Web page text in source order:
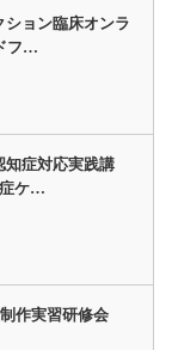
ション臨床オンラ
フ…
知症対応実践講
症ケ…
作実習研修会